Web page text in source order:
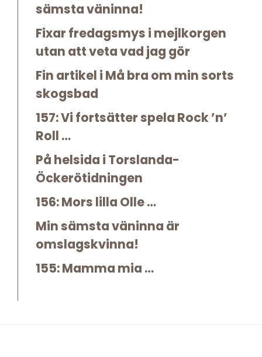
sämsta väninna!
Fixar fredagsmys i mejlkorgen
utan att veta vad jag gör
Fin artikel i Må bra om min sorts
skogsbad
157: Vi fortsätter spela Rock ’n’
Roll …
På helsida i Torslanda-
Öckerötidningen
156: Mors lilla Olle …
Min sämsta väninna är
omslagskvinna!
155: Mamma mia …